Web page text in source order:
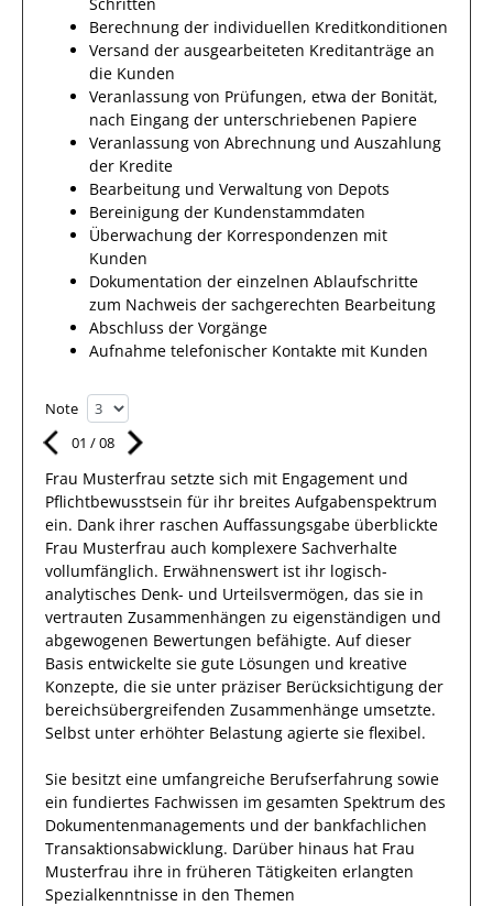
Berechnung der individuellen Kreditkonditionen
Versand der ausgearbeiteten Kreditanträge an
die Kunden
Veranlassung von Prüfungen, etwa der Bonität,
nach Eingang der unterschriebenen Papiere
Veranlassung von Abrechnung und Auszahlung
der Kredite
Bearbeitung und Verwaltung von Depots
Bereinigung der Kundenstammdaten
Überwachung der Korrespondenzen mit
Kunden
Dokumentation der einzelnen Ablaufschritte
zum Nachweis der sachgerechten Bearbeitung
Abschluss der Vorgänge
Aufnahme telefonischer Kontakte mit Kunden
Note
01 /08
Frau Musterfrau setzte sich mit Engagement und
Pflichtbewusstsein für ihr breites Aufgabenspektrum
ein. Dank ihrer raschen Auffassungsgabe überblickte
Frau Musterfrau auch komplexere Sachverhalte
vollumfänglich. Erwähnenswert ist ihr logisch-
analytisches Denk- und Urteilsvermögen, das sie in
vertrauten Zusammenhängen zu eigenständigen und
abgewogenen Bewertungen befähigte. Auf dieser
Basis entwickelte sie gute Lösungen und kreative
Konzepte, die sie unter präziser Berücksichtigung der
bereichsübergreifenden Zusammenhänge umsetzte.
Selbst unter erhöhter Belastung agierte sie flexibel.
Sie besitzt eine umfangreiche Berufserfahrung sowie
ein fundiertes Fachwissen im gesamten Spektrum des
Dokumentenmanagements und der bankfachlichen
Transaktionsabwicklung. Darüber hinaus hat Frau
Musterfrau ihre in früheren Tätigkeiten erlangten
Spezialkenntnisse in den Themen